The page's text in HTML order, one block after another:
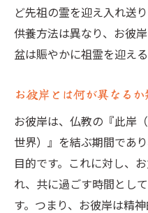
ど先祖の霊を迎え入れ送
供養方法は異なり、お彼
盆は賑やかに祖霊を迎え
お彼岸とは何が異なる
お彼岸は、仏教の『此岸
世界）』を結ぶ期間であ
目的です。これに対し、
れ、共に過ごす時間とし
す。つまり、お彼岸は精